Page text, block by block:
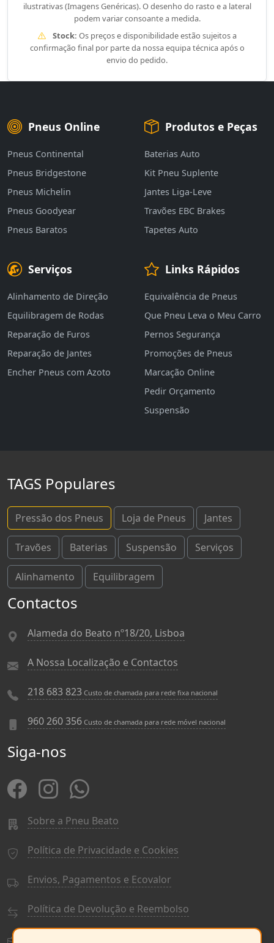
ilustrativas (Imagens Genéricas). O desenho do rasto e a lateral
podem variar consoante a medida.
Stock: Os preços e disponibilidade estão sujeitos a
confirmação final por parte da nossa equipa técnica após o
envio do pedido.
Pneus Online
Pneus Continental
Pneus Bridgestone
Pneus Michelin
Pneus Goodyear
Pneus Baratos
Produtos e Peças
Baterias Auto
Kit Pneu Suplente
Jantes Liga-Leve
Travões EBC Brakes
Tapetes Auto
Serviços
Alinhamento de Direção
Equilibragem de Rodas
Reparação de Furos
Reparação de Jantes
Encher Pneus com Azoto
Links Rápidos
Equivalência de Pneus
Que Pneu Leva o Meu Carro
Pernos Segurança
Promoções de Pneus
Marcação Online
Pedir Orçamento
Suspensão
TAGS Populares
Pressão dos Pneus Loja de Pneus Jantes
Travões Baterias Suspensão Serviços
Alinhamento Equilibragem
Contactos
Alameda do Beato nº18/20, Lisboa
A Nossa Localização e Contactos
218 683 823 Custo de chamada para rede fixa nacional
960 260 356 Custo de chamada para rede móvel nacional
Siga-nos
Sobre a Pneu Beato
Política de Privacidade e Cookies
Envios, Pagamentos e Ecovalor
Política de Devolução e Reembolso